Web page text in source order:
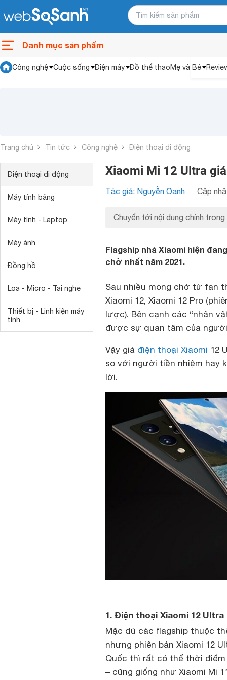
Danh mục sản phẩm
Công nghệ Cuộc sống Điện máy Đồ thể thaoMẹ và Bé
Trang chủ Tin tức Công nghệ Điện thoại di động
Điện thoại di động
Máy tính bảng
Máy tính - Laptop
Máy ảnh
Đồng hồ
Loa - Micro - Tai nghe
Thiết bị - Linh kiện máy
tính
Xiaomi Mi 12 Ultra
Tác giả: Nguyễn Oanh Cập
Chuyển tới nội dung chính trong
Flagship nhà Xiaomi hiện
chờ nhất năm 2021.
Sau nhiều mong chờ từ fan
Xiaomi 12, Xiaomi 12 Pro
lược). Bên cạnh các “nhân
được sự quan tâm của
Vậy giá điện thoại Xiaomi 12
so với người tiền nhiệm hay
lời.
1. Điện thoại Xiaomi 12
Mặc dù các flagship thuộc
nhưng phiên bản Xiaomi 12
Quốc thì rất có thể thời điểm
– cũng giống như Xiaomi Mi